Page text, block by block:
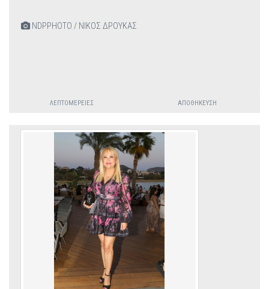
NDPPHOTO / ΝΙΚΟΣ ΔΡΟΥΚΑΣ
ΛΕΠΤΟΜΈΡΕΙΕΣ ΑΠΟΘΉΚΕΥΣΗ